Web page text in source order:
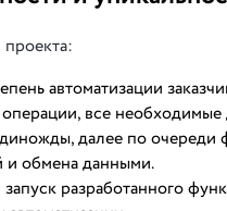
автоматизации
все
далее по
и обмена данными.
разработанного